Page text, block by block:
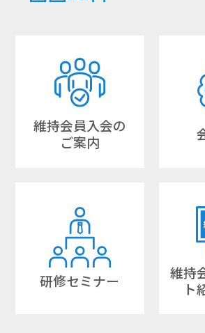
維持会員入会の
ご案内
研修セミナー
維持
ト